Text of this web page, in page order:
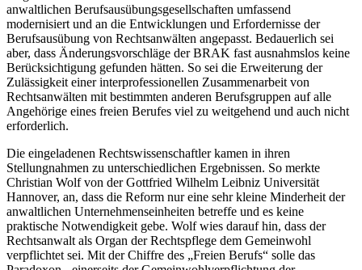
anwaltlichen Berufsausübungsgesellschaften umfassend
modernisiert und an die Entwicklungen und Erfordernisse der
Berufsausübung von Rechtsanwälten angepasst. Bedauerlich sei
aber, dass Änderungsvorschläge der BRAK fast ausnahmslos keine
Berücksichtigung gefunden hätten. So sei die Erweiterung der
Zulässigkeit einer interprofessionellen Zusammenarbeit von
Rechtsanwälten mit bestimmten anderen Berufsgruppen auf alle
Angehörige eines freien Berufes viel zu weitgehend und auch nicht
erforderlich.
Die eingeladenen Rechtswissenschaftler kamen in ihren
Stellungnahmen zu unterschiedlichen Ergebnissen. So merkte
Christian Wolf von der Gottfried Wilhelm Leibniz Universität
Hannover, an, dass die Reform nur eine sehr kleine Minderheit der
anwaltlichen Unternehmenseinheiten betreffe und es keine
praktische Notwendigkeit gebe. Wolf wies darauf hin, dass der
Rechtsanwalt als Organ der Rechtspflege dem Gemeinwohl
verpflichtet sei. Mit der Chiffre des „Freien Berufs“ solle das